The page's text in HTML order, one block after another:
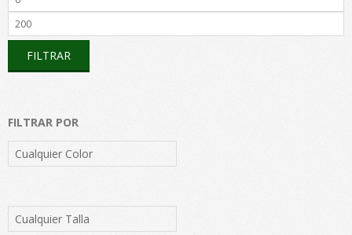
mínimo
Precio
máximo
FILTRAR
FILTRAR POR